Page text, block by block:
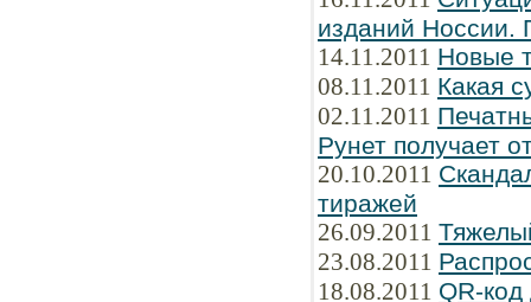
изданий Hоссии.
14.11.2011 Новые
08.11.2011 Какая
02.11.2011
Рунет получает
20.10.2011
тиражей
26.09.2011
23.08.2011
18.08.2011 QR-код